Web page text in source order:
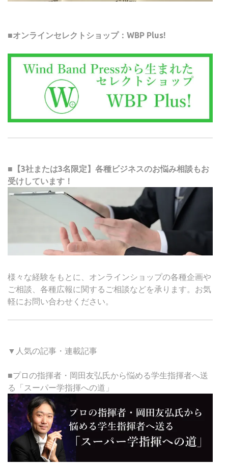
■オンラインセレクトショップ：WBP Plus!
■【3社または3名限定】各種ビジネスのお悩み相談もお
受けしています！
様々な経験をもとに、オンラインショップの各種企画や
ご相談、各種広報に関するご相談などを承ります。お気
軽にお問い合わせください。
▼人気の記事・連載記事
■プロの指揮者・岡田友弘氏から悩める学生指揮者へ送
る「スーパー学指揮への道」